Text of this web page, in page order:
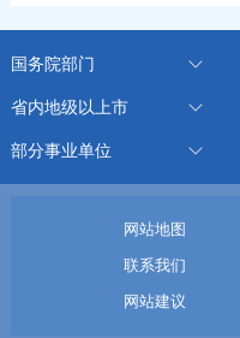
国务院部门
省内地级以上市
部分事业单位
网站地图
联系我们
网站建议